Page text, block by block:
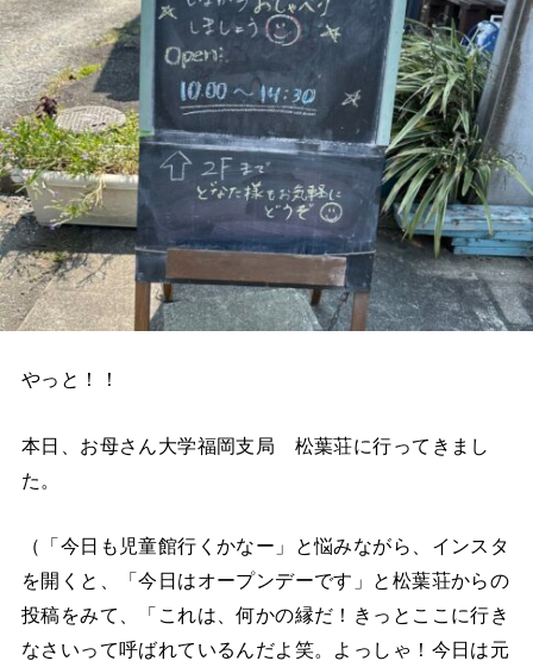
やっと！！
本日、お母さん大学福岡支局 松葉荘に行ってきまし
た。
（「今日も児童館行くかなー」と悩みながら、インスタ
を開くと、「今日はオープンデーです」と松葉荘からの
投稿をみて、「これは、何かの縁だ！きっとここに行き
なさいって呼ばれているんだよ笑。よっしゃ！今日は元